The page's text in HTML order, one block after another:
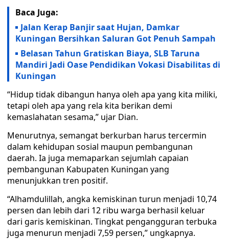
Baca Juga:
Jalan Kerap Banjir saat Hujan, Damkar
Kuningan Bersihkan Saluran Got Penuh Sampah
Belasan Tahun Gratiskan Biaya, SLB Taruna
Mandiri Jadi Oase Pendidikan Vokasi Disabilitas di
Kuningan
“Hidup tidak dibangun hanya oleh apa yang kita miliki,
tetapi oleh apa yang rela kita berikan demi
kemaslahatan sesama,” ujar Dian.
Menurutnya, semangat berkurban harus tercermin
dalam kehidupan sosial maupun pembangunan
daerah. Ia juga memaparkan sejumlah capaian
pembangunan Kabupaten Kuningan yang
menunjukkan tren positif.
“Alhamdulillah, angka kemiskinan turun menjadi 10,74
persen dan lebih dari 12 ribu warga berhasil keluar
dari garis kemiskinan. Tingkat pengangguran terbuka
juga menurun menjadi 7,59 persen,” ungkapnya.